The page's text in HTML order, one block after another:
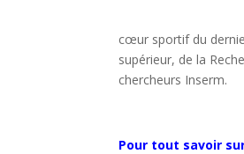
cœur sportif du
supérieur, de la
chercheurs Inserm.
Pour tout savoir